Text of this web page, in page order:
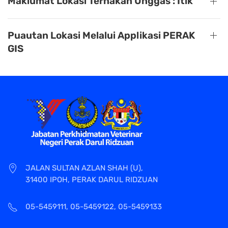
Puautan Lokasi Melalui Applikasi PERAK
GIS
JALAN SULTAN AZLAN SHAH (U),
31400 IPOH, PERAK DARUL RIDZUAN
05-5459111, 05-5459122, 05-5459133